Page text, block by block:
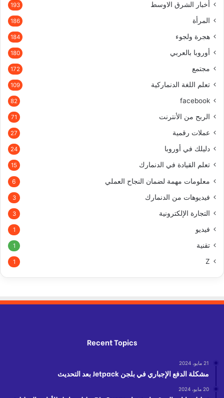
أخبار الشرق الاوسط 193
المرأة 186
هجرة ولجوء 184
أوروبا بالعربي 180
مجتمع 172
تعلم اللغة الدنماركية 109
facebook
82
الربح من الأنترنت 71
عملات رقمية 27
دليلك في أوروبا 24
تعلم القيادة في الدنمارك 15
معلومات مهمة لضمان النجاح العملي 6
فيديوهات من الدنمارك 3
التجارة الإلكترونية 3
فيديو 1
تقنية 1
Z
1
Recent Topics
21 مايو، 2024
مشكلة الدفع الإجباري في بلجن Jetpack بعد التحديث
20 مايو، 2024